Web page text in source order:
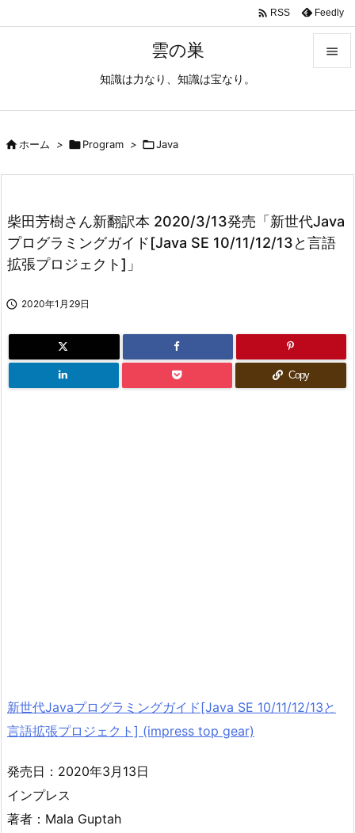
雲の巣
知識は力なり、知識は宝なり。

次へ

 RSS Feedly
ホーム > Program > Java
柴田芳樹さん新翻訳本 2020/3/13発売「新世代Java
プログラミングガイド[Java SE 10/11/12/13と言語
拡張プロジェクト]」
 2020年1月29日
Copy
新世代Javaプログラミングガイド[Java SE 10/11/12/13と
言語拡張プロジェクト] (impress top gear)
発売日：2020年3月13日
インプレス
著者：Mala Guptah